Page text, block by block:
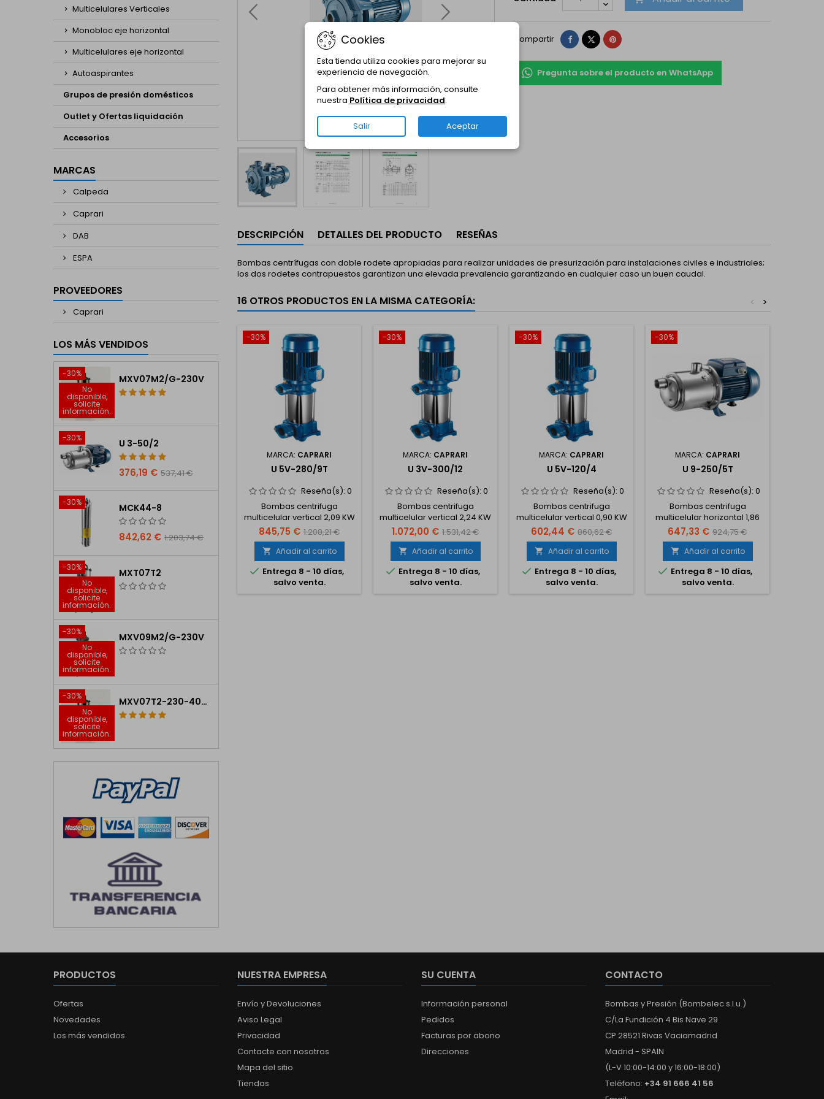
Multicelulares Verticales
Monobloc eje horizontal
Multicelulares eje horizontal
Autoaspirantes
Grupos de presión domésticos
Outlet y Ofertas liquidación
Accesorios
MARCAS
Calpeda
Caprari
DAB
ESPA
PROVEEDORES
Caprari
LOS MÁS VENDIDOS
-30%
No
disponible,
solicite
información.
MXV07M2/G-230V
-30% U 3-50/2
376,19 € 537,41 €
-30% MCK44-8
842,62 € 1.203,74 €
-30%
No
disponible,
solicite
información.
MXT07T2
-30%
No
disponible,
solicite
información.
MXV09M2/G-230V
-30%
No
disponible,
solicite
información.
MXV07T2-230-400V
Compartir Compartir
TuitearPinterest
Pregunta sobre el producto en WhatsApp
DESCRIPCIÓN DETALLES DEL PRODUCTO RESEÑAS
Bombas centrífugas con doble rodete apropiadas para realizar unidades de presurización para instalaciones civiles e industriales;
los dos rodetes contrapuestos garantizan una elevada prevalencia garantizando en cualquier caso un buen caudal.
16 OTROS PRODUCTOS EN LA MISMA CATEGORÍA: >
<
-30%
MARCA: CAPRARI
U 5V-280/9T
Reseña(s): 0
Bombas centrifuga
multicelular vertical 2,09 KW
2,8 CV 230/400V TRIFÁSICA
50 Hz
845,75 € 1.208,21 €
 Añadir al carrito
 Entrega 8 - 10 días,
salvo venta.
-30%
MARCA: CAPRARI
U 3V-300/12
Reseña(s): 0
Bombas centrifuga
multicelular vertical 2,24 KW
3,0 CV 230V MONOFÁSICA
50 Hz
1.072,00 € 1.531,42 €
 Añadir al carrito
 Entrega 8 - 10 días,
salvo venta.
-30%
MARCA: CAPRARI
U 5V-120/4
Reseña(s): 0
Bombas centrifuga
multicelular vertical 0,90 KW
1,2 CV 230V MONOFÁSICA 50
Hz
602,44 € 860,62 €
 Añadir al carrito
 Entrega 8 - 10 días,
salvo venta.
-30%
MARCA: CAPRARI
U 9-250/5T
Reseña(s): 0
Bombas centrifuga
multicelular horizontal 1,86
KW 2,5 CV 230/400 V
TRIFÁSICA 50 Hz
647,33 € 924,75 €
 Añadir al carrito
 Entrega 8 - 10 días,
salvo venta.
PRODUCTOS
Ofertas
Novedades
Los más vendidos
NUESTRA EMPRESA
Envío y Devoluciones
Aviso Legal
Privacidad
Contacte con nosotros
Mapa del sitio
Tiendas
SU CUENTA
Información personal
Pedidos
Facturas por abono
Direcciones
CONTACTO
Bombas y Presión (Bombelec s.l.u.)
C/La Fundición 4 Bis Nave 29
CP 28521 Rivas Vaciamadrid
Madrid - SPAIN
(L-V 10:00-14:00 y 16:00-18:00)
Teléfono: +34 91 666 41 56
Cookies
Esta tienda utiliza cookies para mejorar su
experiencia de navegación.
Para obtener más información, consulte
nuestra Política de privacidad.
Salir Aceptar